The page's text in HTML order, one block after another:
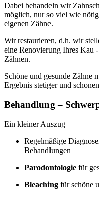
Dabei behandeln wir
möglich, nur so viel wie
eigenen Zähne.
Wir restaurieren, d.h. wir
eine Renovierung Ihres Kau
Zähnen.
Schöne und gesunde Zähne
Ergebnis stetiger und
Behandlung –
Ein kleiner Auszug
Regelmäßige
Behandlungen
Parodontologie für
Bleaching für schöne